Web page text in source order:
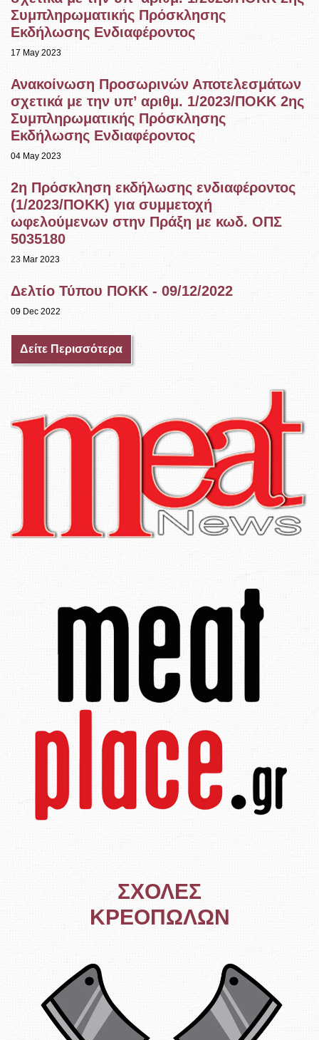
Συμπληρωματικής Πρόσκλησης
Εκδήλωσης Ενδιαφέροντος
17 May 2023
Ανακοίνωση Προσωρινών Αποτελεσμάτων
σχετικά με την υπ’ αριθμ. 1/2023/ΠΟΚΚ 2ης
Συμπληρωματικής Πρόσκλησης
Εκδήλωσης Ενδιαφέροντος
04 May 2023
2η Πρόσκληση εκδήλωσης ενδιαφέροντος
(1/2023/ΠΟΚΚ) για συμμετοχή
ωφελούμενων στην Πράξη με κωδ. ΟΠΣ
5035180
23 Mar 2023
Δελτίο Τύπου ΠΟΚΚ - 09/12/2022
09 Dec 2022
Δείτε Περισσότερα
ΣΧΟΛΕΣ
ΚΡΕΟΠΩΛΩΝ